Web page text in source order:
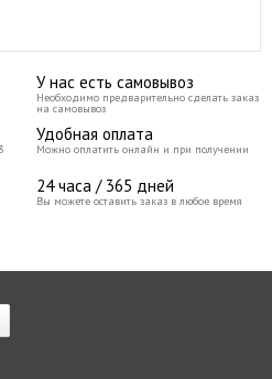
У нас есть самовывоз
Необходимо предварительно сделать заказ
на самовывоз
Удобная оплата
Можно оплатить онлайн и при получении
24 часа / 365 дней
Вы можете оставить заказ в любое время